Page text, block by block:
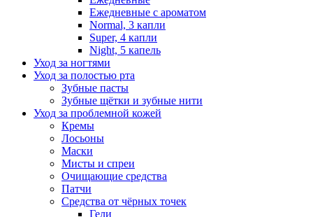
Ежедневные с ароматом
Normal, 3 капли
Super, 4 капли
Night, 5 капель
Уход за ногтями
Уход за полостью рта
Зубные пасты
Зубные щётки и зубные нити
Уход за проблемной кожей
Кремы
Лосьоны
Маски
Мисты и спреи
Очищающие средства
Патчи
Средства от чёрных точек
Гели